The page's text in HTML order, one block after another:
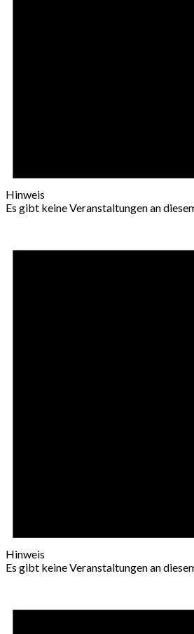
Hinweis
Es gibt keine Veranstaltungen an
Hinweis
Es gibt keine Veranstaltungen an